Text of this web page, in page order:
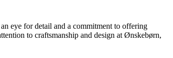
eye for detail and a commitment to offering
to craftsmanship and design at Ønskebørn,